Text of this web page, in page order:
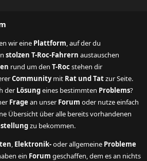
wir eine Plattform, auf der du
stolzen T-Roc-Fahrern austauschen
rund um den T-Rocstehen dir
Communitymit Rat und Tatzur Seite.
der Lösungeines bestimmten Problems?
Frage an unser Forum oder nutze einfach
Übersicht über alle bereits vorhandenen
zu bekommen.
, Elektronik-oder allgemeine Probleme
ein Forum geschaffen, dem es an nichts